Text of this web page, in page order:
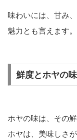
味わいには、甘み
魅力とも言えます。
鮮度とホヤの
ホヤの味は、その
ホヤは、美味しさ